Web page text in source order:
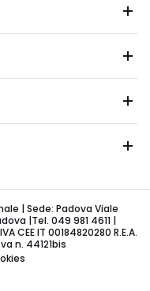
| Sede: Padova Viale
|Tel. 049 981 4611 |
CEE IT 00184820280 R.E.A.
n. 44121bis